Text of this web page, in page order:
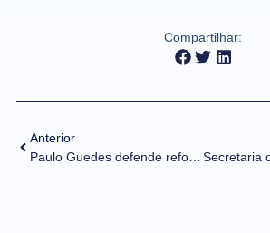
Compartilhar:
Anterior
Paulo Guedes defende reforma da TEC e flexibilização do Mercosul